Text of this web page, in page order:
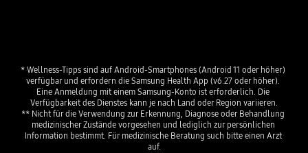
* Wellness-Tipps sind auf Android-Smartphones (Android 11 oder höher)
verfügbar und erfordern die Samsung Health App (v6.27 oder höher).
Eine Anmeldung mit einem Samsung-Konto ist erforderlich. Die
Verfügbarkeit des Dienstes kann je nach Land oder Region variieren.
** Nicht für die Verwendung zur Erkennung, Diagnose oder Behandlung
medizinischer Zustände vorgesehen und lediglich zur persönlichen
Information bestimmt. Für medizinische Beratung such bitte einen Arzt
auf.